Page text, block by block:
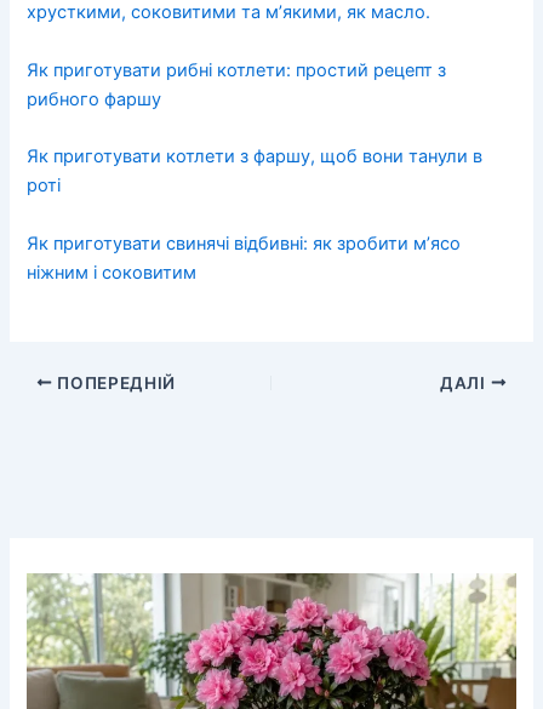
хрусткими, соковитими та м’якими, як масло.
Як приготувати рибні котлети: простий рецепт з
рибного фаршу
Як приготувати котлети з фаршу, щоб вони танули в
роті
Як приготувати свинячі відбивні: як зробити м’ясо
ніжним і соковитим
ПОПЕРЕДНІЙ ДАЛІ